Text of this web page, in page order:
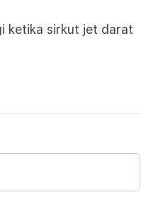
ketika sirkut jet darat